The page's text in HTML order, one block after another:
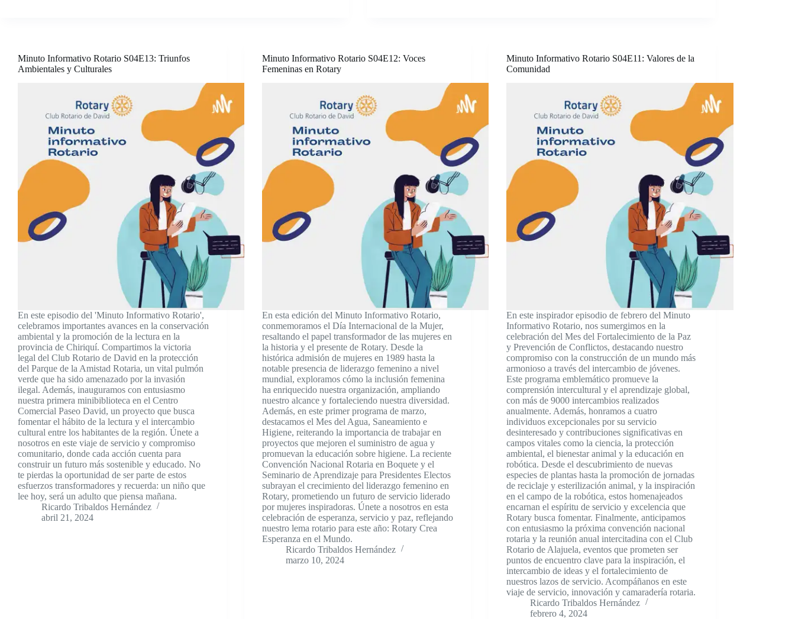
Minuto Informativo Rotario S04E13: Triunfos
Ambientales y Culturales
En este episodio del 'Minuto Informativo Rotario',
celebramos importantes avances en la conservación
ambiental y la promoción de la lectura en la
provincia de Chiriquí. Compartimos la victoria
legal del Club Rotario de David en la protección
del Parque de la Amistad Rotaria, un vital pulmón
verde que ha sido amenazado por la invasión
ilegal. Además, inauguramos con entusiasmo
nuestra primera minibiblioteca en el Centro
Comercial Paseo David, un proyecto que busca
fomentar el hábito de la lectura y el intercambio
cultural entre los habitantes de la región. Únete a
nosotros en este viaje de servicio y compromiso
comunitario, donde cada acción cuenta para
construir un futuro más sostenible y educado. No
te pierdas la oportunidad de ser parte de estos
esfuerzos transformadores y recuerda: un niño que
lee hoy, será un adulto que piensa mañana.
Ricardo Tribaldos Hernández
abril 21, 2024
Minuto Informativo Rotario S04E12: Voces
Femeninas en Rotary
En esta edición del Minuto Informativo Rotario,
conmemoramos el Día Internacional de la Mujer,
resaltando el papel transformador de las mujeres en
la historia y el presente de Rotary. Desde la
histórica admisión de mujeres en 1989 hasta la
notable presencia de liderazgo femenino a nivel
mundial, exploramos cómo la inclusión femenina
ha enriquecido nuestra organización, ampliando
nuestro alcance y fortaleciendo nuestra diversidad.
Además, en este primer programa de marzo,
destacamos el Mes del Agua, Saneamiento e
Higiene, reiterando la importancia de trabajar en
proyectos que mejoren el suministro de agua y
promuevan la educación sobre higiene. La reciente
Convención Nacional Rotaria en Boquete y el
Seminario de Aprendizaje para Presidentes Electos
subrayan el crecimiento del liderazgo femenino en
Rotary, prometiendo un futuro de servicio liderado
por mujeres inspiradoras. Únete a nosotros en esta
celebración de esperanza, servicio y paz, reflejando
nuestro lema rotario para este año: Rotary Crea
Esperanza en el Mundo.
Ricardo Tribaldos Hernández
marzo 10, 2024
Minuto Informativo Rotario S04E11: Valores de la
Comunidad
En este inspirador episodio de febrero del Minuto
Informativo Rotario, nos sumergimos en la
celebración del Mes del Fortalecimiento de la Paz
y Prevención de Conflictos, destacando nuestro
compromiso con la construcción de un mundo más
armonioso a través del intercambio de jóvenes.
Este programa emblemático promueve la
comprensión intercultural y el aprendizaje global,
con más de 9000 intercambios realizados
anualmente. Además, honramos a cuatro
individuos excepcionales por su servicio
desinteresado y contribuciones significativas en
campos vitales como la ciencia, la protección
ambiental, el bienestar animal y la educación en
robótica. Desde el descubrimiento de nuevas
especies de plantas hasta la promoción de jornadas
de reciclaje y esterilización animal, y la inspiración
en el campo de la robótica, estos homenajeados
encarnan el espíritu de servicio y excelencia que
Rotary busca fomentar. Finalmente, anticipamos
con entusiasmo la próxima convención nacional
rotaria y la reunión anual intercitadina con el Club
Rotario de Alajuela, eventos que prometen ser
puntos de encuentro clave para la inspiración, el
intercambio de ideas y el fortalecimiento de
nuestros lazos de servicio. Acompáñanos en este
viaje de servicio, innovación y camaradería rotaria.
Ricardo Tribaldos Hernández
febrero 4, 2024